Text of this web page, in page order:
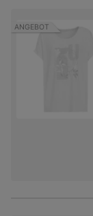
ANGEBOT